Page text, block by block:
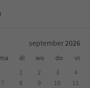
september
ma di wo do vr
1 2 3 4
7
8 9 10 11